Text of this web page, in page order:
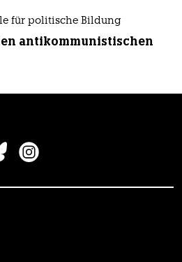
für politische Bildung
antikommunistischen